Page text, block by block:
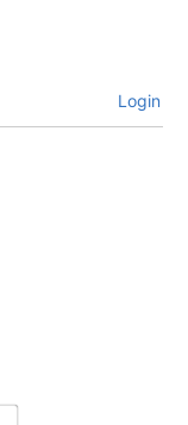
Login
Ad:*